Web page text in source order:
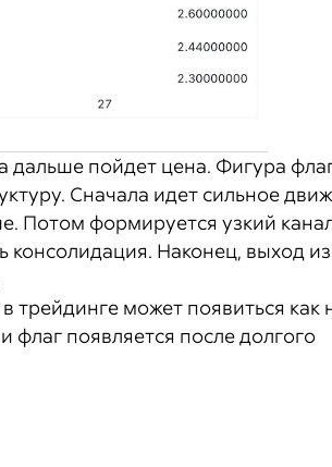
дальше пойдет цена. Фигура
Сначала идет сильное
Потом формируется узкий
консолидация. Наконец, выход из
может появиться как
флаг появляется после долгого